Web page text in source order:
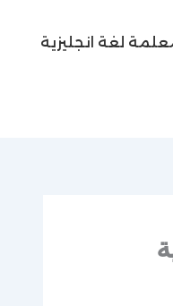
لغة انجليزية